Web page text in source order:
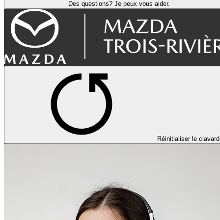
Des questions? Je peux vous aider.
Réinitialiser le